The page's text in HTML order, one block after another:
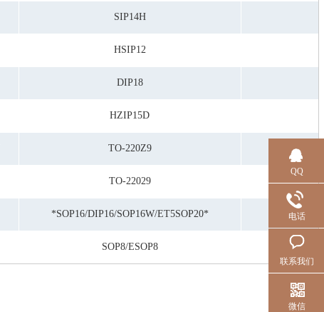
SIP14H
HSIP12
DIP18
HZIP15D
TO-220Z9
TO-22029
*SOP16/DIP16/SOP16W/ET5SOP20*
SOP8/ESOP8
QQ
电话
联系我们
微信